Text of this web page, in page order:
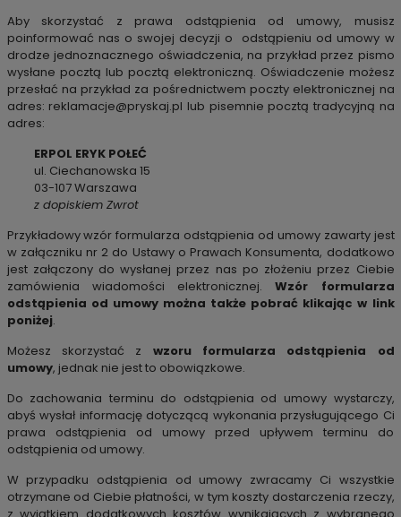
Aby skorzystać z prawa odstąpienia od umowy, musisz
poinformować nas o swojej decyzji o odstąpieniu od umowy w
drodze jednoznacznego oświadczenia, na przykład przez pismo
wysłane pocztą lub pocztą elektroniczną. Oświadczenie możesz
przesłać na przykład za pośrednictwem poczty elektronicznej na
adres: reklamacje@pryskaj.pl lub pisemnie pocztą tradycyjną na
adres:
ERPOL ERYK POŁEĆ
ul. Ciechanowska 15
03-107 Warszawa
z dopiskiem Zwrot
Przykładowy wzór formularza odstąpienia od umowy zawarty jest
w załączniku nr 2 do Ustawy o Prawach Konsumenta, dodatkowo
jest załączony do wysłanej przez nas po złożeniu przez Ciebie
zamówienia wiadomości elektronicznej.Wzór formularza
odstąpienia od umowy można także pobrać klikając w link
poniżej.
Możesz skorzystać z
wzoru formularza odstąpienia od
umowy, jednak nie jest to obowiązkowe.
Do zachowania terminu do odstąpienia od umowy wystarczy,
abyś wysłał informację dotyczącą wykonania przysługującego Ci
prawa odstąpienia od umowy przed upływem terminu do
odstąpienia od umowy.
W przypadku odstąpienia od umowy zwracamy Ci wszystkie
otrzymane od Ciebie płatności, w tym koszty dostarczenia rzeczy,